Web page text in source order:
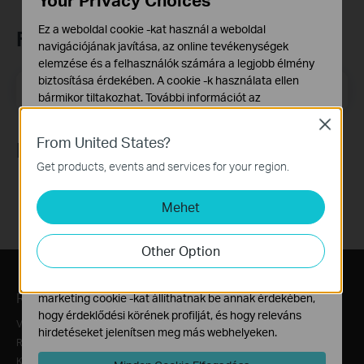
Feliratkozás a hírlevélre
Email Address
Követés
Rólunk
Vállalati profil
Rólunk
Kapcsolat
Sajtó
Díjak
Hol kapható?
Disztribútorok
Biztonságtechnikai disztribútorok
Webáruházak
From United States?
Get products, events and services for your region.
Mehet
Other Option
Close
Ez a weboldal cookie -kat használ a weboldal
navigációjának javítása, az online tevékenységek
elemzése és a felhasználók számára a legjobb élmény
biztosítása érdekében. A cookie -k használata ellen
bármikor tiltakozhat. További információt az
Alap Cookie-k
Ezek a cookie -k a webhely működéséhez szükségesek,
és nem tilthatók le a rendszereiben.
Marketing és Elemző Cookie-k
Az elemző cookie -k lehetővé teszik számunkra, hogy
elemezzük weboldalunkon végzett tevékenységeit, hogy
javítsuk és módosítsuk webhelyünk működését.
marketing cookie -kat állíthatnak be annak érdekében,
hogy érdeklődési körének profilját, és hogy releváns
hirdetéseket jelenítsen meg más webhelyeken.